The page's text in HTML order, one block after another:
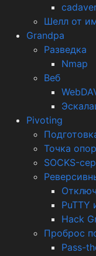
Шелл от
Grandpa
Разведка
Nmap
Веб
Pivoting
Точка
SOCKS-
PuTTY
Hack
Проброс
Pass-